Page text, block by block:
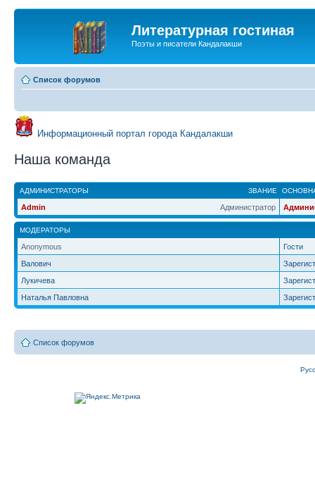
Литературная гостиная
Поэты и писатели Кандалакши
Список форумов
Информационный портал города Кандалакши
Наша команда
ЗВАНИЕ
АДМИНИСТРАТОРЫ
Администратор
Admin
МОДЕРАТОРЫ
Anonymous
Гости
Валович
Лукичева
Наталья Павловна
Список форумов